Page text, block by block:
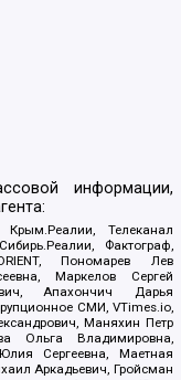
информации,
Телеканал
Фактограф,
Пономарев Лев
Маркелов Сергей
Апахончич Дарья
СМИ, VTimes.io,
Маняхин Петр
Ольга Владимировна,
Сергеевна, Маетная
Аркадьевич, Гройсман